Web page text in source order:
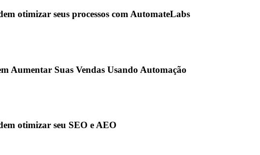
otimizar seus processos com AutomateLabs
Aumentar Suas Vendas Usando Automação
otimizar seu SEO e AEO